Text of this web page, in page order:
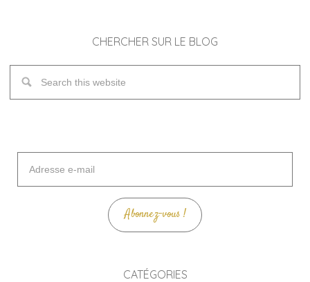
CHERCHER SUR LE BLOG
mail
Abonnez-vous !
CATÉGORIES